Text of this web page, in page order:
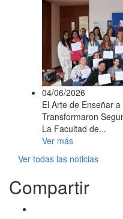
04/06/2026
El Arte de Enseñar
Transformaron
La Facultad de...
Ver más
Ver todas las noticias
Compartir